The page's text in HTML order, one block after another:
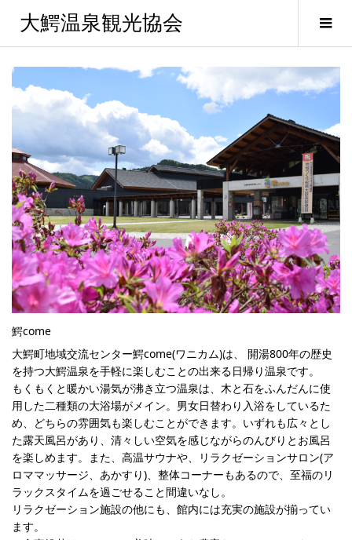
大鰐温泉観光協会
鰐come
大鰐町地域交流センター鰐come(ワニカム)は、 開湯800年の歴史
を持つ大鰐温泉を手軽に楽しむことの出来る日帰り温泉です。
もくもくと暖かい湯気が沸き立つ温泉は、木と石をふんだんに使
用した二種類の大浴場がメイン。男女日替わり入浴をしているた
め、どちらの雰囲気も楽しむことができます。いずれも広々とし
た露天風呂があり、清々しい空気を感じながらのんびりとお風呂
を楽しめます。また、高温サウナや、リラクゼーションサロン(ア
ロママッサージ、あかすり)、整体コーナーもあるので、至福のリ
ラックスタイムを過ごせること間違いなし。
リラクゼーション施設の他にも、館内には充実の施設が揃ってい
ます。